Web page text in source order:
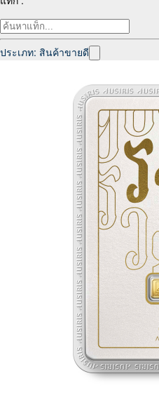
ประเภท: สินค้าขายดี